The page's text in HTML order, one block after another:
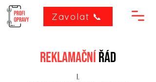
Zavolat 📞
REKLAMAČNÍŘÁD
I.